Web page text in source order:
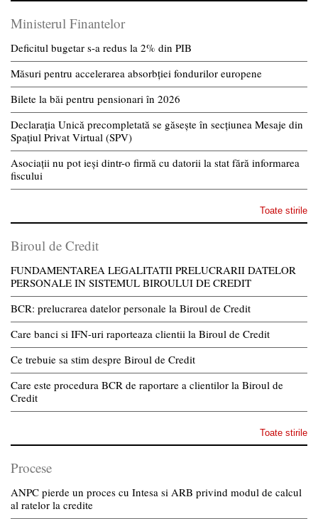
Ministerul Finantelor
Deficitul bugetar s-a redus la 2% din PIB
Măsuri pentru accelerarea absorbției fondurilor europene
Bilete la băi pentru pensionari în 2026
Declarația Unică precompletată se găsește în secțiunea Mesaje din
Spațiul Privat Virtual (SPV)
Asociații nu pot ieși dintr-o firmă cu datorii la stat fără informarea
fiscului
Toate stirile
Biroul de Credit
FUNDAMENTAREA LEGALITATII PRELUCRARII DATELOR
PERSONALE IN SISTEMUL BIROULUI DE CREDIT
BCR: prelucrarea datelor personale la Biroul de Credit
Care banci si IFN-uri raporteaza clientii la Biroul de Credit
Ce trebuie sa stim despre Biroul de Credit
Care este procedura BCR de raportare a clientilor la Biroul de
Credit
Toate stirile
Procese
ANPC pierde un proces cu Intesa si ARB privind modul de calcul
al ratelor la credite